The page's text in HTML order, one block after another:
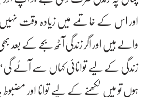
اور اس کے خاتمے میں زیادہ وقت
والے ہیں اور اگر زندگی آٹھ بجے کے بعد
زندگی کے لیے توانائی کہاں سے آئے گی‘
ہوں تو میں لکھنے کے لیے توانا اور